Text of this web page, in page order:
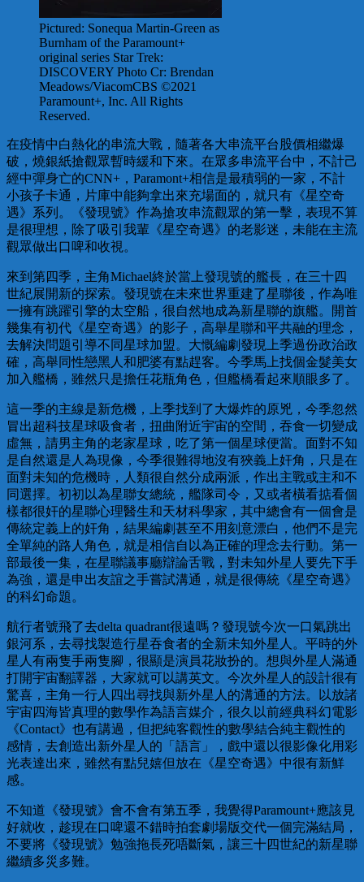
Pictured: Sonequa Martin-Green as
Burnham of the Paramount+
original series Star Trek:
DISCOVERY Photo Cr: Brendan
Meadows/ViacomCBS ©2021
Paramount+, Inc. All Rights
Reserved.
在疫情中白熱化的串流大戰，隨著各大串流平台股價相繼爆
破，燒銀紙搶觀眾暫時緩和下來。在眾多串流平台中，不計己
經中彈身亡的CNN+，Paramont+相信是最積弱的一家，不計
小孩子卡通，片庫中能夠拿出來充場面的，就只有《星空奇
遇》系列。《發現號》作為搶攻串流觀眾的第一擊，表現不算
是很理想，除了吸引我輩《星空奇遇》的老影迷，未能在主流
觀眾做出口啤和收視。
來到第四季，主角Michael終於當上發現號的艦長，在三十四
世紀展開新的探索。發現號在未來世界重建了星聯後，作為唯
一擁有跳躍引擎的太空船，很自然地成為新星聯的旗艦。開首
幾集有初代《星空奇遇》的影子，高舉星聯和平共融的理念，
去解決問題引導不同星球加盟。大慨編劇發現上季過份政治政
確，高舉同性戀黑人和肥婆有點趕客。今季馬上找個金髮美女
加入艦橋，雖然只是擔任花瓶角色，但艦橋看起來順眼多了。
這一季的主線是新危機，上季找到了大爆炸的原兇，今季忽然
冒出超科技星球吸食者，扭曲附近宇宙的空間，吞食一切變成
虛無，請男主角的老家星球，吃了第一個星球便當。面對不知
是自然還是人為現像，今季很難得地沒有狹義上奸角，只是在
面對未知的危機時，人類很自然分成兩派，作出主戰或主和不
同選擇。初初以為星聯女總統，艦隊司令，又或者橫看掂看個
樣都很奸的星聯心理醫生和天材科學家，其中總會有一個會是
傳統定義上的奸角，結果編劇甚至不用刻意漂白，他們不是完
全單純的路人角色，就是相信自以為正確的理念去行動。第一
部最後一集，在星聯議事廳辯論舌戰，對未知外星人要先下手
為強，還是申出友誼之手嘗試溝通，就是很傳統《星空奇遇》
的科幻命題。
航行者號飛了去delta quadrant很遠嗎？發現號今次一口氣跳出
銀河系，去尋找製造行星吞食者的全新未知外星人。平時的外
星人有兩隻手兩隻腳，很顯是演員花妝扮的。想與外星人滿通
打開宇宙翻譯器，大家就可以講英文。今次外星人的設計很有
驚喜，主角一行人四出尋找與新外星人的溝通的方法。以放諸
宇宙四海皆真理的數學作為語言媒介，很久以前經典科幻電影
《Contact》也有講過，但把純客觀性的數學結合純主觀性的
感情，去創造出新外星人的「語言」，戲中還以很影像化用彩
光表達出來，雖然有點兒嬉但放在《星空奇遇》中很有新鮮
感。
不知道《發現號》會不會有第五季，我覺得Paramount+應該見
好就收，趁現在口啤還不錯時拍套劇場版交代一個完滿結局，
不要將《發現號》勉強拖長死唔斷氣，讓三十四世紀的新星聯
繼續多災多難。